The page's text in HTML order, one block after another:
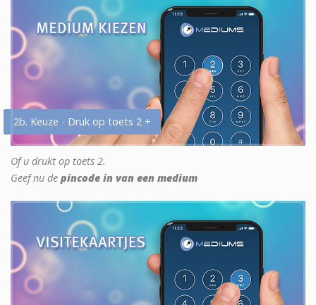
2b. Keuze - Druk op toets 2 +
Of u drukt op toets 2.
Geef nu de pincode in van een medium